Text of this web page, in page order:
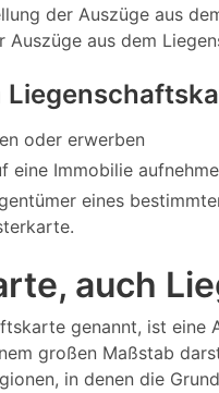
der Auszüge aus
aus dem
oder erwerben
eine Immobilie
eines
auch
genannt, ist
großen Maßstab
in denen die